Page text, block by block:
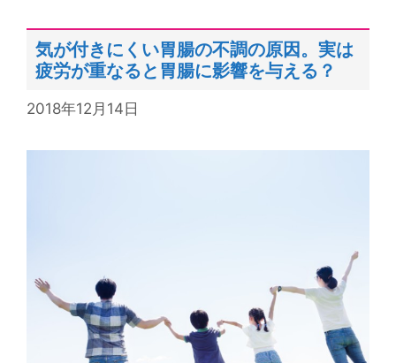
気が付きにくい胃腸の不調の原因。実は
疲労が重なると胃腸に影響を与える？
2018年12月14日